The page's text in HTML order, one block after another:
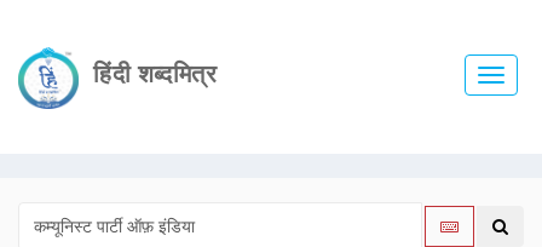
हिंदी शब्दमित्र